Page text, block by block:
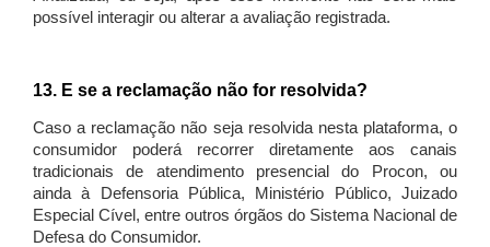
possível interagir ou alterar a avaliação registrada.
13. E se a reclamação não for resolvida?
Caso a reclamação não seja resolvida nesta plataforma, o
consumidor poderá recorrer diretamente aos canais
tradicionais de atendimento presencial do Procon, ou
ainda à Defensoria Pública, Ministério Público, Juizado
Especial Cível, entre outros órgãos do Sistema Nacional de
Defesa do Consumidor.